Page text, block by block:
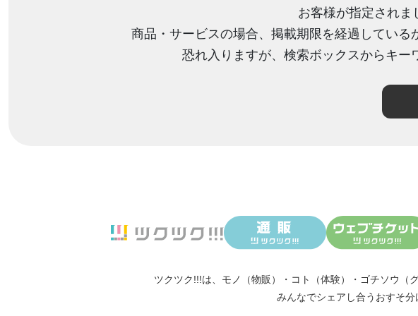
お客様が指定されま
商品・サービスの場合、掲載期限を経過している
恐れ入りますが、検索ボックスからキー
ツクツク!!!は、 モノ（物販） ・ コト（体験） ・ ゴチソウ（
みんなでシェアし合う おすそ